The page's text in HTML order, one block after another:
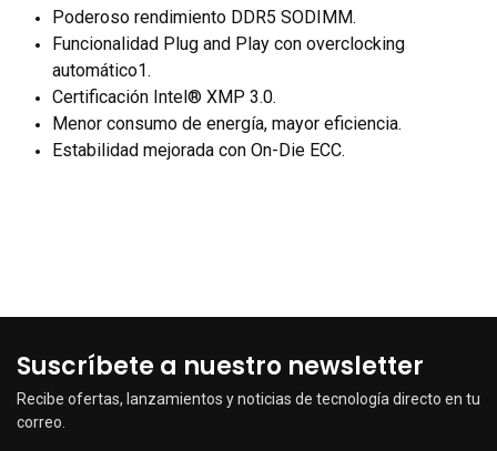
Poderoso rendimiento DDR5 SODIMM.
Funcionalidad Plug and Play con overclocking
automático1.
Certificación Intel® XMP 3.0.
Menor consumo de energía, mayor eficiencia.
Estabilidad mejorada con On-Die ECC.
Suscríbete a nuestro newsletter
Recibe ofertas, lanzamientos y noticias de tecnología directo en tu
correo.